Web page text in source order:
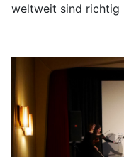
weltweit sind richtig